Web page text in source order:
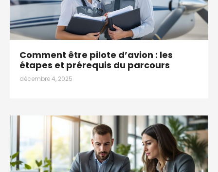
Comment être pilote d’avion : les
étapes et prérequis du parcours
décembre 4, 2025